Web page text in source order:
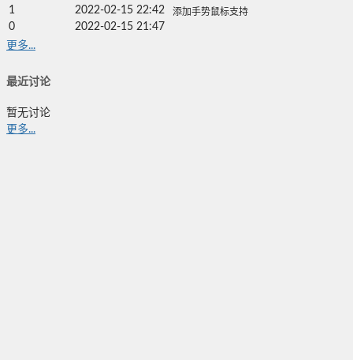
1
2022-02-15 22:42 添加手势鼠标支持
0
2022-02-15 21:47
更多...
最近讨论
暂无讨论
更多...